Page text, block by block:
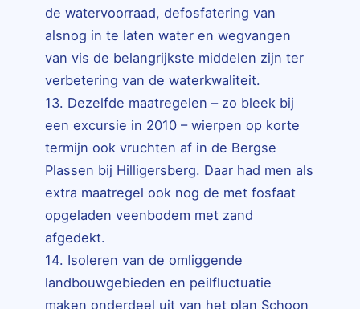
de watervoorraad, defosfatering van
alsnog in te laten water en wegvangen
van vis de belangrijkste middelen zijn ter
verbetering van de waterkwaliteit.
13. Dezelfde maatregelen – zo bleek bij
een excursie in 2010 – wierpen op korte
termijn ook vruchten af in de Bergse
Plassen bij Hilligersberg. Daar had men als
extra maatregel ook nog de met fosfaat
opgeladen veenbodem met zand
afgedekt.
14. Isoleren van de omliggende
landbouwgebieden en peilfluctuatie
maken onderdeel uit van het plan Schoon